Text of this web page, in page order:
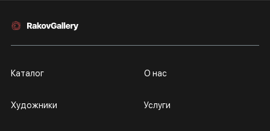
Каталог
Художники
О нас
Услуги